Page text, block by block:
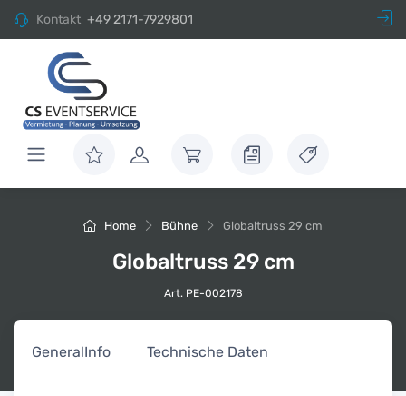
Kontakt +49 2171-7929801
Home Bühne Globaltruss 29 cm
Globaltruss 29 cm
Art. PE-002178
GeneralInfo Technische Daten